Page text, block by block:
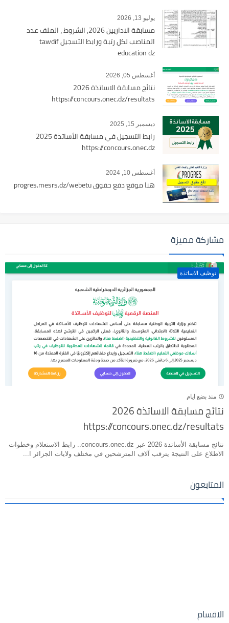
يوليو 13, 2026
مسابقة الاداريين 2026, الشروط ، الملف عدد
المناصب لكل رتبة ورابط التسجيل tawdif
education dz
أغسطس 05, 2026
نتائج مسابقة الاساتذة 2026
https://concours.onec.dz/resultats
ديسمبر 15, 2025
رابط التسجيل في مسابقة الأساتذة 2025
https://concours.onec.dz
أغسطس 10, 2024
هنا موقع دفع حقوق progres.mesrs.dz/webetu
مشاركة مميزة
توظيف الاساتذة
منذ بضع ايام
نتائج مسابقة الاساتذة 2026
https://concours.onec.dz/resultats
نتائج مسابقة الأساتذة 2026 عبر concours.onec.dz.. رابط الاستعلام وخطوات
الاطلاع على النتيجة يترقب آلاف المترشحين في مختلف ولايات الجزائر ا...
المتابعون
الاقسام